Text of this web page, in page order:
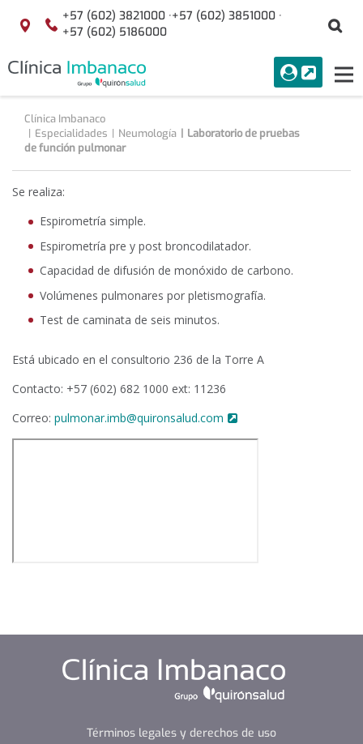
Saltar al contenido
Localización
+57 (602) 3821000 ·+57 (602) 3851000 ·
+57 (602) 5186000
menuAcceso
Buscar
Clínica Imbanaco
Especialidades
Neumología
Laboratorio de pruebas
de función pulmonar
Se realiza:
Espirometría simple.
Espirometría pre y post broncodilatador.
Capacidad de difusión de monóxido de carbono.
Volúmenes pulmonares por pletismografía.
Test de caminata de seis minutos.
Está ubicado en el consultorio 236 de la Torre A
Contacto: +57 (602) 682 1000 ext: 11236
Correo: pulmonar.imb@quironsalud.com
Términos legales y derechos de uso